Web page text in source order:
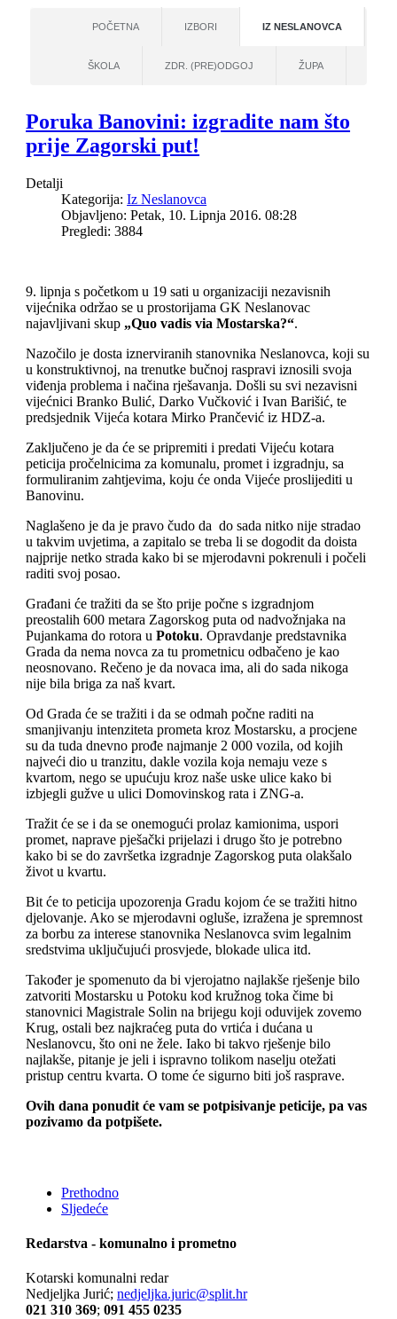
POČETNA IZBORI IZ NESLANOVCA
ŠKOLA ZDR. (PRE)ODGOJ ŽUPA
Poruka Banovini: izgradite nam što
prije Zagorski put!
Detalji
Kategorija:Iz Neslanovca
Objavljeno: Petak, 10. Lipnja 2016. 08:28
Pregledi: 3884
9. lipnja s početkom u 19 sati u organizaciji nezavisnih
vijećnika održao se u prostorijama GK Neslanovac
najavljivani skup „Quo vadis via Mostarska?“.
Nazočilo je dosta iznerviranih stanovnika Neslanovca, koji su
u konstruktivnoj, na trenutke bučnoj raspravi iznosili svoja
viđenja problema i načina rješavanja. Došli su svi nezavisni
vijećnici Branko Bulić, Darko Vučković i Ivan Barišić, te
predsjednik Vijeća kotara Mirko Prančević iz HDZ-a.
Zaključeno je da će se pripremiti i predati Vijeću kotara
peticija pročelnicima za komunalu, promet i izgradnju, sa
formuliranim zahtjevima, koju će onda Vijeće proslijediti u
Banovinu.
Naglašeno je da je pravo čudo da do sada nitko nije stradao
u takvim uvjetima, a zapitalo se treba li se dogodit da doista
najprije netko strada kako bi se mjerodavni pokrenuli i počeli
raditi svoj posao.
Građani će tražiti da se što prije počne s izgradnjom
preostalih 600 metara Zagorskog puta od nadvožnjaka na
Pujankama do rotora uPotoku. Opravdanje predstavnika
Grada da nema novca za tu prometnicu odbačeno je kao
neosnovano. Rečeno je da novaca ima, ali do sada nikoga
nije bila briga za naš kvart.
Od Grada će se tražiti i da se odmah počne raditi na
smanjivanju intenziteta prometa kroz Mostarsku, a procjene
su da tuda dnevno prođe najmanje 2 000 vozila, od kojih
najveći dio u tranzitu, dakle vozila koja nemaju veze s
kvartom, nego se upućuju kroz naše uske ulice kako bi
izbjegli gužve u ulici Domovinskog rata i ZNG-a.
Tražit će se i da se onemogući prolaz kamionima, uspori
promet, naprave pješački prijelazi i drugo što je potrebno
kako bi se do završetka izgradnje Zagorskog puta olakšalo
život u kvartu.
Bit će to peticija upozorenja Gradu kojom će se tražiti hitno
djelovanje. Ako se mjerodavni ogluše, izražena je spremnost
za borbu za interese stanovnika Neslanovca svim legalnim
sredstvima uključujući prosvjede, blokade ulica itd.
Također je spomenuto da bi vjerojatno najlakše rješenje bilo
zatvoriti Mostarsku u Potoku kod kružnog toka čime bi
stanovnici Magistrale Solin na brijegu koji oduvijek zovemo
Krug, ostali bez najkraćeg puta do vrtića i dućana u
Neslanovcu, što oni ne žele. Iako bi takvo rješenje bilo
najlakše, pitanje je jeli i ispravno tolikom naselju otežati
pristup centru kvarta. O tome će sigurno biti još rasprave.
Ovih dana ponudit će vam se potpisivanje peticije, pa vas
pozivamo da potpišete.
Prethodno
Sljedeće
Redarstva - komunalno i prometno
Kotarski komunalni redar
Nedjeljka Jurić;nedjeljka.juric@split.hr
021 310 369;091 455 0235